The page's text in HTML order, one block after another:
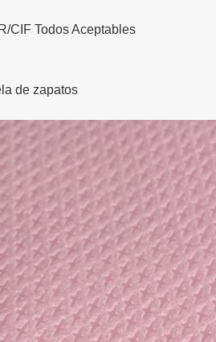
CIF Todos Aceptables
de zapatos